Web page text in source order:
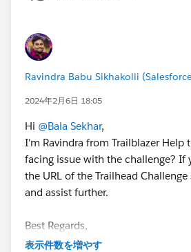
Ravindra Babu Sikhakolli
2024年2月6日 18:05
Hi @Bala Sekhar,
I'm Ravindra from Trailblazer Help
facing issue with the challenge? If
the URL of the Trailhead
and assist further.
Best Regards,
Ravindra
表示件数を増やす